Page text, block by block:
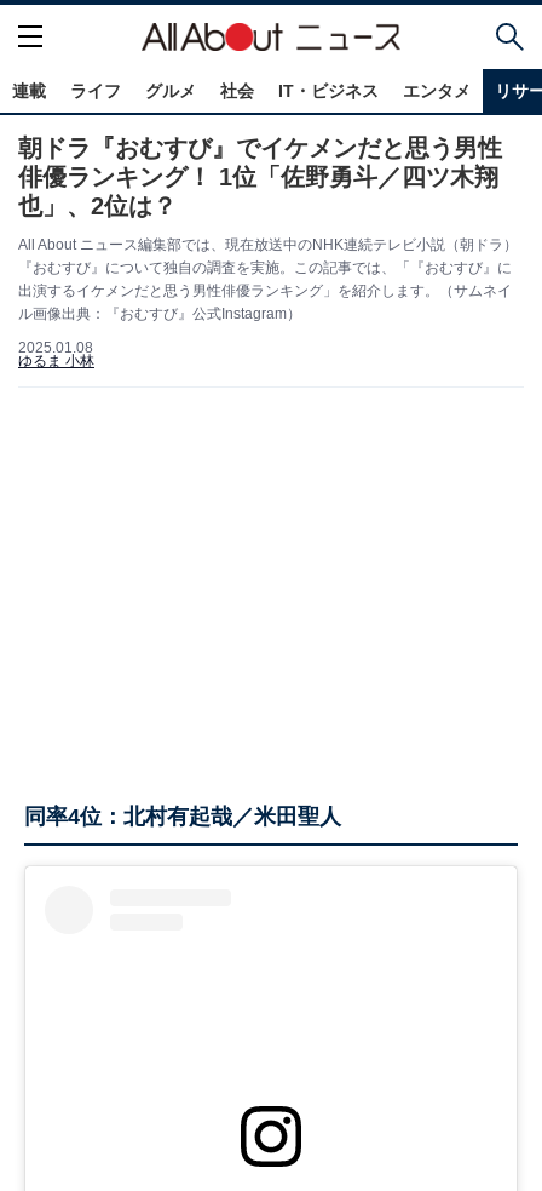
連載 ライフ グルメ 社会 IT・ビジネス エンタメ リサ
朝ドラ『おむすび』でイケメンだと思う男性
俳優ランキング！ 1位「佐野勇斗／四ツ木翔
也」、2位は？
All About ニュース編集部では、現在放送中のNHK連続テレビ小説（朝ドラ）
『おむすび』について独自の調査を実施。この記事では、「『おむすび』に
出演するイケメンだと思う男性俳優ランキング」を紹介します。（サムネイ
ル画像出典：『おむすび』公式Instagram）
2025.01.08
ゆるま 小林
同率4位：北村有起哉／米田聖人